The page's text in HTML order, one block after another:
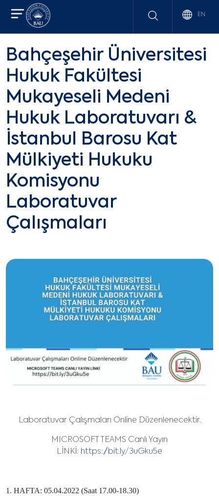
EN
Bahçeşehir Üniversitesi
Hukuk Fakültesi
Mukayeseli Medeni
Hukuk Laboratuvarı &
İstanbul Barosu Kat
Mülkiyeti Hukuku
Komisyonu
Laboratuvar
Çalışmaları
Laboratuvar Çalışmaları Online Düzenlenecektir.
MICROSOFT TEAMS Canlı Yayın
LİNKİ: https://bit.ly/3uGku5e
1. HAFTA: 05.04.2022 (Saat 17.00-18.30)